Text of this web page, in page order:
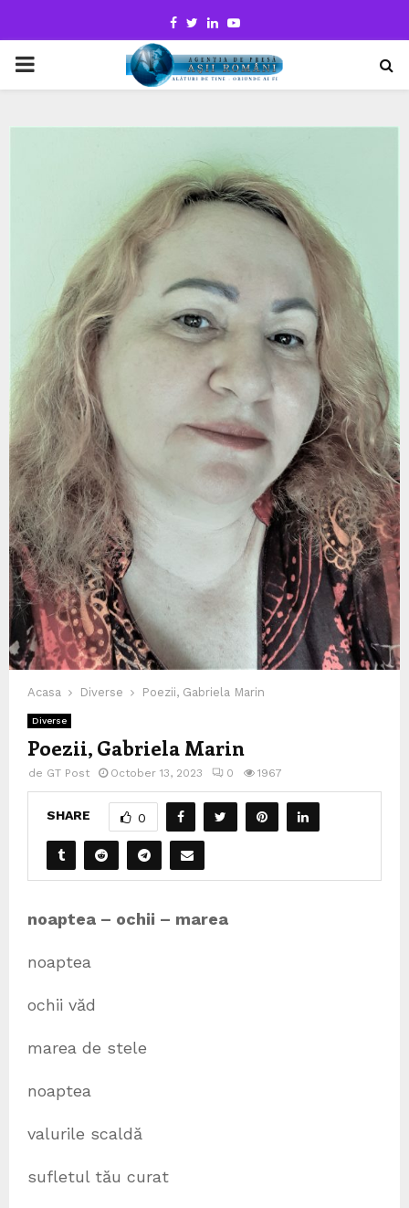
Facebook
TwitterLinkedinYoutube
PRIMARY
Acasa Diverse Poezii, Gabriela Marin
Diverse
Poezii, Gabriela Marin
de GT Post October 13, 2023 0 1967
SHARE 0
noaptea – ochii – marea
noaptea
ochii văd
marea de stele
noaptea
valurile scaldă
sufletul tău curat